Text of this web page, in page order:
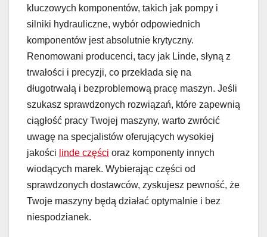
kluczowych komponentów, takich jak pompy i
silniki hydrauliczne, wybór odpowiednich
komponentów jest absolutnie krytyczny.
Renomowani producenci, tacy jak Linde, słyną z
trwałości i precyzji, co przekłada się na
długotrwałą i bezproblemową pracę maszyn. Jeśli
szukasz sprawdzonych rozwiązań, które zapewnią
ciągłość pracy Twojej maszyny, warto zwrócić
uwagę na specjalistów oferujących wysokiej
jakości linde części oraz komponenty innych
wiodących marek. Wybierając części od
sprawdzonych dostawców, zyskujesz pewność, że
Twoje maszyny będą działać optymalnie i bez
niespodzianek.